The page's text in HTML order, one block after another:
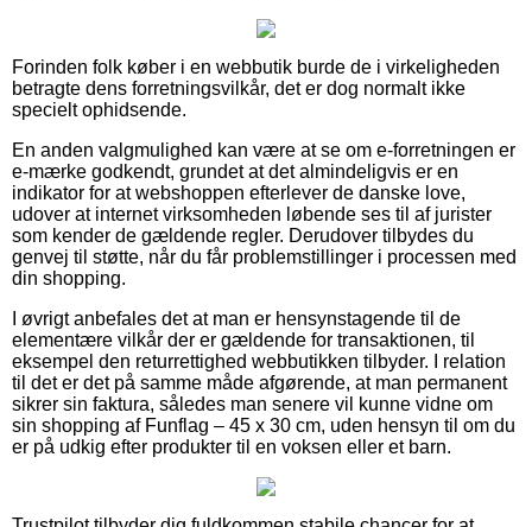
Forinden folk køber i en webbutik burde de i virkeligheden
betragte dens forretningsvilkår, det er dog normalt ikke
specielt ophidsende.
En anden valgmulighed kan være at se om e-forretningen er
e-mærke godkendt, grundet at det almindeligvis er en
indikator for at webshoppen efterlever de danske love,
udover at internet virksomheden løbende ses til af jurister
som kender de gældende regler. Derudover tilbydes du
genvej til støtte, når du får problemstillinger i processen med
din shopping.
I øvrigt anbefales det at man er hensynstagende til de
elementære vilkår der er gældende for transaktionen, til
eksempel den returrettighed webbutikken tilbyder. I relation
til det er det på samme måde afgørende, at man permanent
sikrer sin faktura, således man senere vil kunne vidne om
sin shopping af Funflag – 45 x 30 cm, uden hensyn til om du
er på udkig efter produkter til en voksen eller et barn.